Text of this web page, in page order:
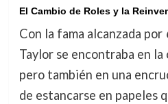
El Cambio de Roles y la
Con la fama alcanzada por
Taylor se encontraba en la
pero también en una
de estancarse en papeles